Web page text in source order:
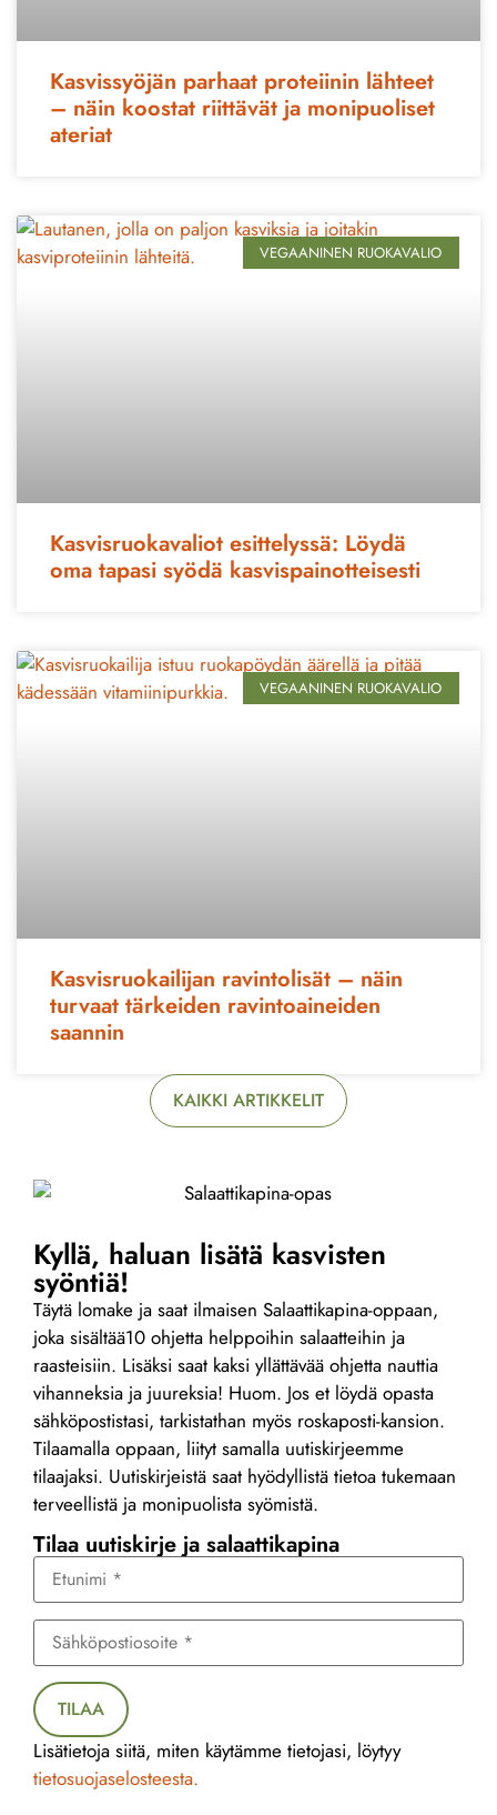
Kasvissyöjän parhaat proteiinin lähteet
– näin koostat riittävät ja monipuoliset
ateriat
VEGAANINEN RUOKAVALIO
Kasvisruokavaliot esittelyssä: Löydä
oma tapasi syödä kasvispainotteisesti
VEGAANINEN RUOKAVALIO
Kasvisruokailijan ravintolisät – näin
turvaat tärkeiden ravintoaineiden
saannin
KAIKKI ARTIKKELIT
Kyllä, haluan lisätä kasvisten
syöntiä!
Täytä lomake ja saat ilmaisen Salaattikapina-oppaan,
joka sisältää10 ohjetta helppoihin salaatteihin ja
raasteisiin. Lisäksi saat kaksi yllättävää ohjetta nauttia
vihanneksia ja juureksia! Huom. Jos et löydä opasta
sähköpostistasi, tarkistathan myös roskaposti-kansion.
Tilaamalla oppaan, liityt samalla uutiskirjeemme
tilaajaksi. Uutiskirjeistä saat hyödyllistä tietoa tukemaan
terveellistä ja monipuolista syömistä.
Tilaa uutiskirje ja salaattikapina
TILAA
Lisätietoja siitä, miten käytämme tietojasi, löytyy
tietosuojaselosteesta.